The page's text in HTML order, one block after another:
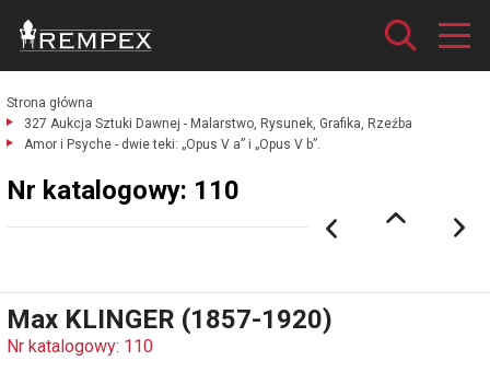
Strona główna
327 Aukcja Sztuki Dawnej - Malarstwo, Rysunek, Grafika, Rzeźba
Amor i Psyche - dwie teki: „Opus V a” i „Opus V b”.
Nr katalogowy: 110
Max KLINGER (1857-1920)
Nr katalogowy: 110